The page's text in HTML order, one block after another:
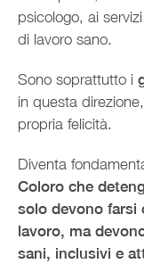
psicologo, ai
di lavoro sano.
Sono soprattutto i
in questa
propria felicità.
Diventa
Coloro che
solo devono farsi
lavoro, ma
sani, inclusivi e